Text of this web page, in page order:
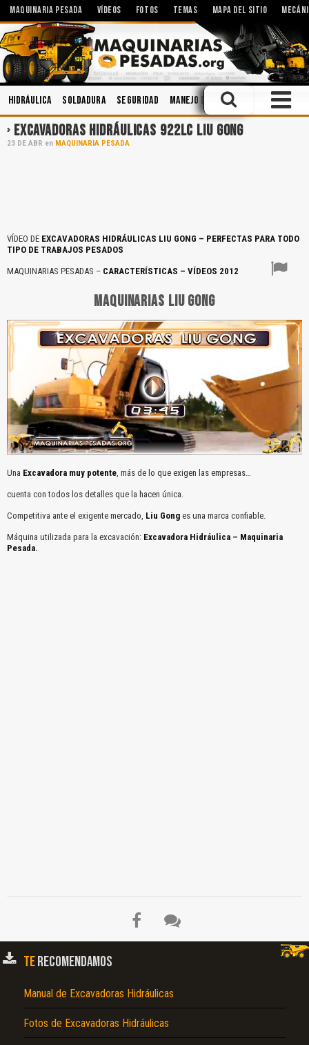
MAQUINARIA PESADA VÍDEOS FOTOS TEMAS MAPA DEL SITIO
Hidráulica Soldadura Seguridad Manejo Defensivo Seguridad
EXCAVADORAS HIDRÁULICAS 922LC LIU GONG
23 DE ABR en MAQUINARIA PESADA
VÍDEO DE EXCAVADORAS HIDRÁULICAS LIU GONG – PERFECTAS PARA TODO
TIPO DE TRABAJOS PESADOS
MAQUINARIAS PESADAS – CARACTERÍSTICAS – VÍDEOS 2012
MAQUINARIAS LIU GONG
Una Excavadora muy potente , más de lo que exigen las empresas…
cuenta con todos los detalles que la hacen única.
Competitiva ante el exigente mercado, Liu Gong es una marca confiable.
Máquina utilizada para la excavación: Excavadora Hidráulica – Maquinaria
Pesada.
TERECOMENDAMOS
Manual de Excavadoras Hidráulicas
Fotos de Excavadoras Hidráulicas